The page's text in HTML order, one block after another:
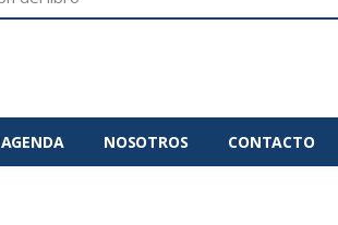
AGENDA NOSOTROS CONTACTO